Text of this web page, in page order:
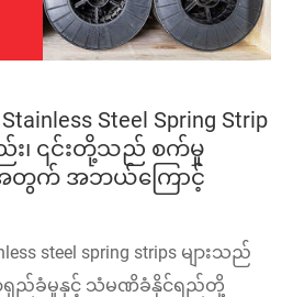
Steel Spring Strip
း၊ ၎င်းတို့သည် စက်မှု
အတွက် အဘယ်ကြောင့်
steel spring strips များသည်
တာရှည်ခံမှုနှင့် သံမဏိခံနိုင်ရည်တို့